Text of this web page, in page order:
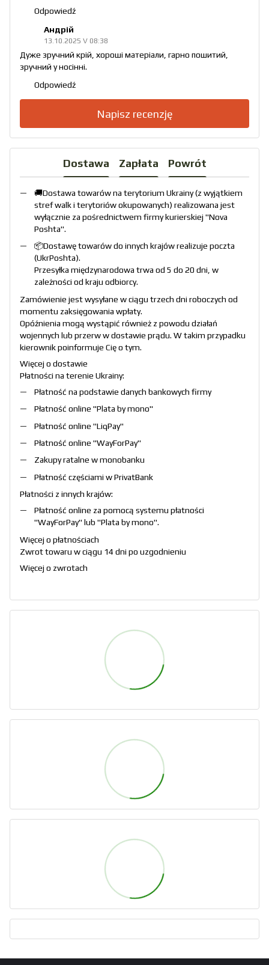
Odpowiedź
Андрій
13.10.2025 V 08:38
Дуже зручний крій, хороші матеріали, гарно пошитий,
зручний у носінні.
Odpowiedź
Napisz recenzję
Dostawa Zapłata Powrót
🚚Dostawa towarów na terytorium Ukrainy (z wyjątkiem
stref walk i terytoriów okupowanych) realizowana jest
wyłącznie za pośrednictwem firmy kurierskiej "Nova
Poshta".
📦Dostawę towarów do innych krajów realizuje poczta
(UkrPoshta).
Przesyłka międzynarodowa trwa od 5 do 20 dni, w
zależności od kraju odbiorcy.
Zamówienie jest wysyłane w ciągu trzech dni roboczych od
momentu zaksięgowania wpłaty.
Opóźnienia mogą wystąpić również z powodu działań
wojennych lub przerw w dostawie prądu. W takim przypadku
kierownik poinformuje Cię o tym.
Więcej o dostawie
Płatności na terenie Ukrainy:
Płatność na podstawie danych bankowych firmy
Płatność online "Plata by mono"
Płatność online "LiqPay"
Płatność online "WayForPay"
Zakupy ratalne w monobanku
Płatność częściami w PrivatBank
Płatności z innych krajów:
Płatność online za pomocą systemu płatności
"WayForPay" lub "Plata by mono".
Więcej o płatnościach
Zwrot towaru w ciągu 14 dni po uzgodnieniu
Więcej o zwrotach